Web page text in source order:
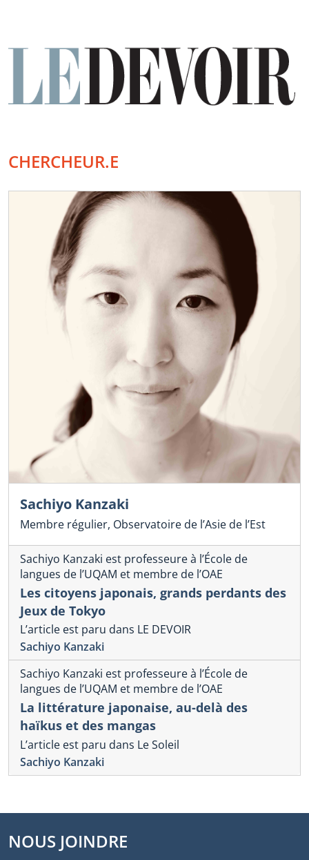
CHERCHEUR.E
Sachiyo Kanzaki
Membre régulier, Observatoire de l’Asie de l’Est
Sachiyo Kanzaki est professeure à l’École de
langues de l’UQAM et membre de l’OAE
Les citoyens japonais, grands perdants des
Jeux de Tokyo
L’article est paru dans LE DEVOIR
Sachiyo Kanzaki
Sachiyo Kanzaki est professeure à l’École de
langues de l’UQAM et membre de l’OAE
La littérature japonaise, au-delà des
haïkus et des mangas
L’article est paru dans Le Soleil
Sachiyo Kanzaki
NOUS JOINDRE